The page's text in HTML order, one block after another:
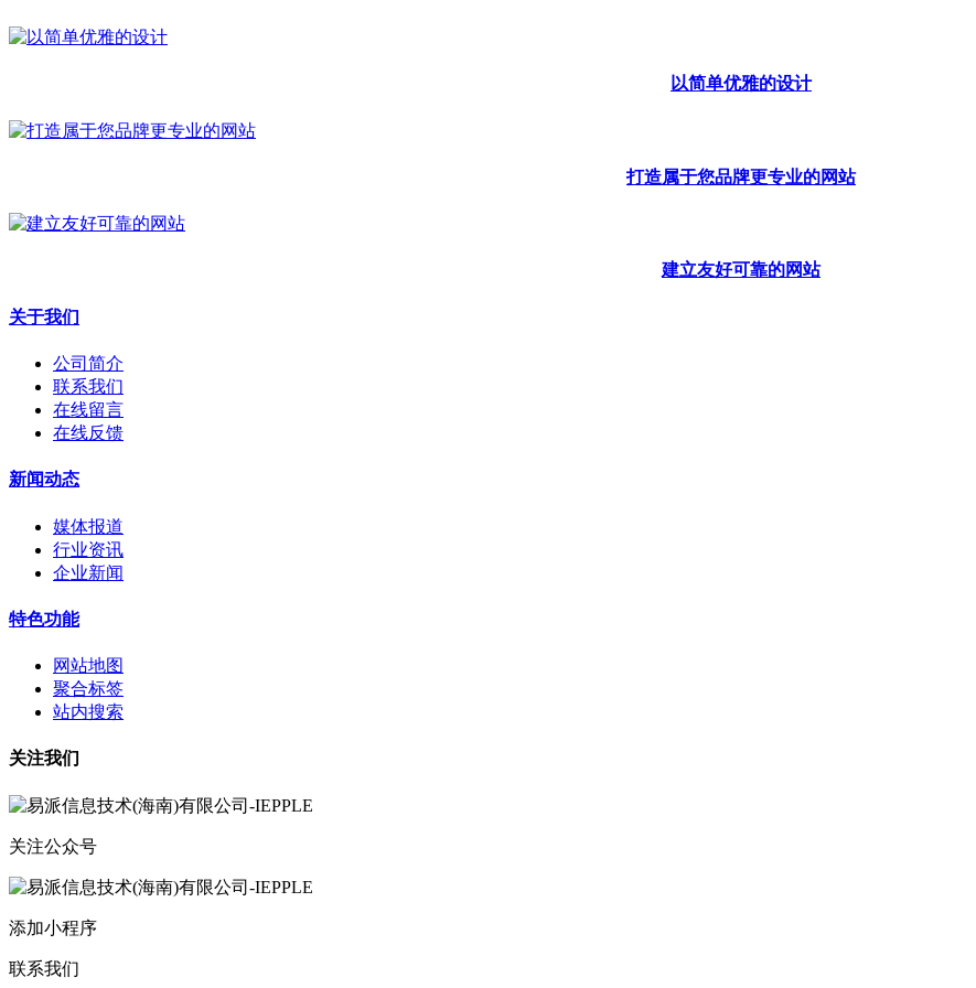
以简单优雅的设计
打造属于您品牌更专业的网站
建立友好可靠的网站
关于我们
公司简介
联系我们
在线留言
在线反馈
新闻动态
媒体报道
行业资讯
企业新闻
特色功能
网站地图
聚合标签
站内搜索
关注我们
关注公众号
添加小程序
联系我们